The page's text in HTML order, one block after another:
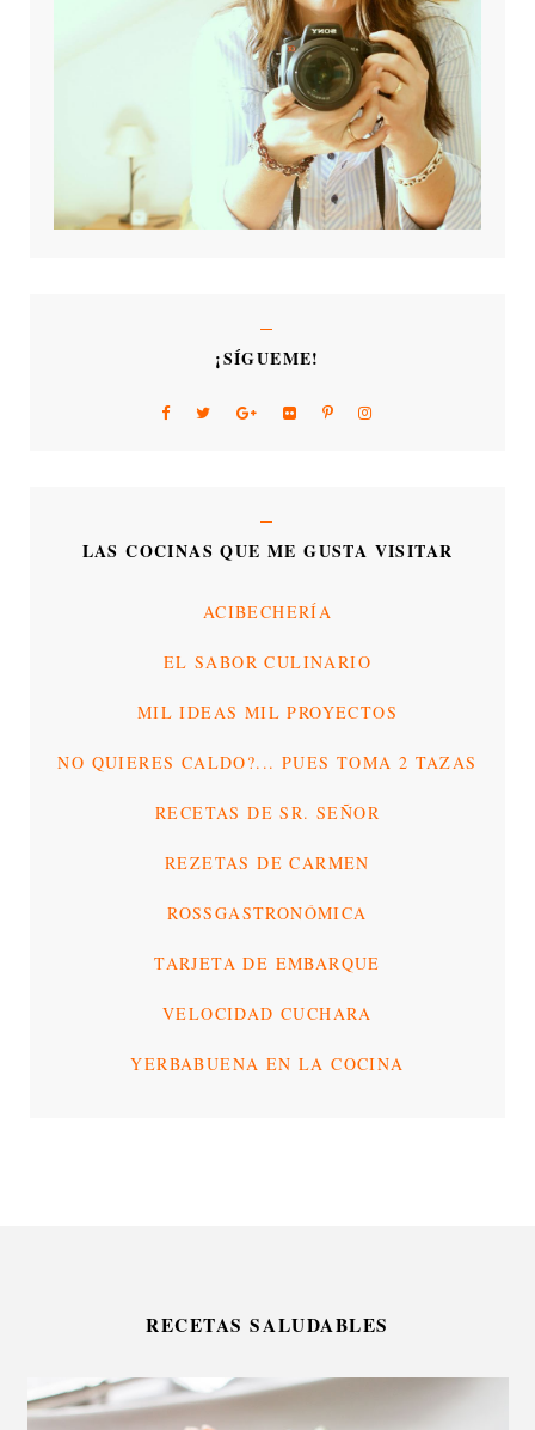
¡SÍGUEME!
LAS COCINAS QUE ME GUSTA VISITAR
ACIBECHERÍA
EL SABOR CULINARIO
MIL IDEAS MIL PROYECTOS
NO QUIERES CALDO?... PUES TOMA 2 TAZAS
RECETAS DE SR. SEÑOR
REZETAS DE CARMEN
ROSSGASTRONÓMICA
TARJETA DE EMBARQUE
VELOCIDAD CUCHARA
YERBABUENA EN LA COCINA
RECETAS SALUDABLES